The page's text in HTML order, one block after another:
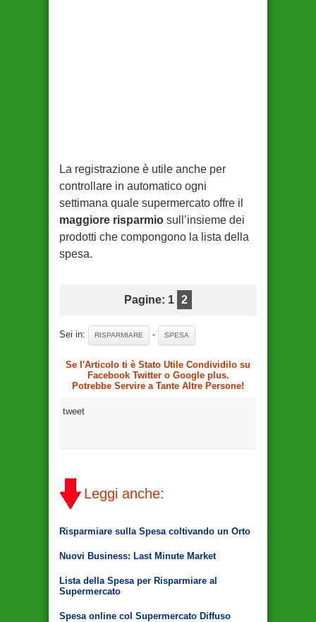
La registrazione è utile anche per
controllare in automatico ogni
settimana quale supermercato offre il
maggiore risparmio sull’insieme dei
prodotti che compongono la lista della
spesa.
Pagine: 1 2
Sei in: RISPARMIARE - SPESA
Se l'Articolo ti è Stato Utile Condividilo su
Facebook Twitter o Google plus.
Potrebbe Servire a Tante Altre Persone!
tweet
Leggi anche:
Risparmiare sulla Spesa coltivando un Orto
Nuovi Business: Last Minute Market
Lista della Spesa per Risparmiare al
Supermercato
Spesa online col Supermercato Diffuso